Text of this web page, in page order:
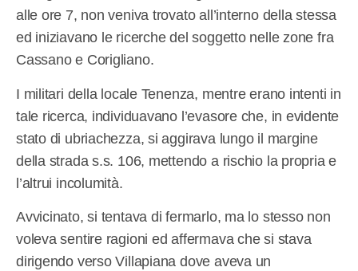
alle ore 7, non veniva trovato all’interno della stessa
ed iniziavano le ricerche del soggetto nelle zone fra
Cassano e Corigliano.
I militari della locale Tenenza, mentre erano intenti in
tale ricerca, individuavano l’evasore che, in evidente
stato di ubriachezza, si aggirava lungo il margine
della strada s.s. 106, mettendo a rischio la propria e
l’altrui incolumità.
Avvicinato, si tentava di fermarlo, ma lo stesso non
voleva sentire ragioni ed affermava che si stava
dirigendo verso Villapiana dove aveva un